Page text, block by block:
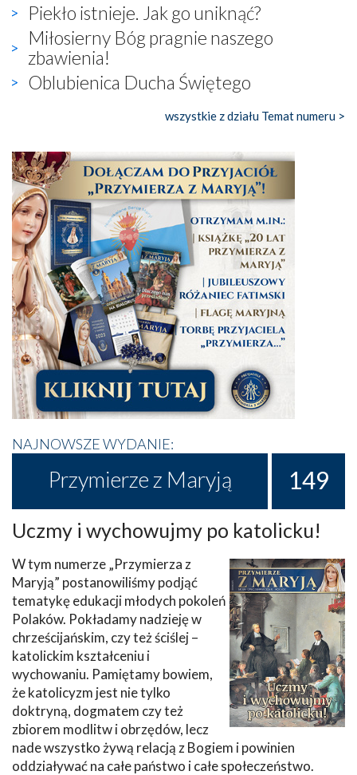
Piekło istnieje. Jak go uniknąć?
Miłosierny Bóg pragnie naszego
zbawienia!
Oblubienica Ducha Świętego
wszystkie z działu Temat numeru >
NAJNOWSZE WYDANIE:
Przymierze z Maryją 149
Uczmy i wychowujmy po katolicku!
W tym numerze „Przymierza z
Maryją” postanowiliśmy podjąć
tematykę edukacji młodych pokoleń
Polaków. Pokładamy nadzieję w
chrześcijańskim, czy też ściślej –
katolickim kształceniu i
wychowaniu. Pamiętamy bowiem,
że katolicyzm jest nie tylko
doktryną, dogmatem czy też
zbiorem modlitw i obrzędów, lecz
nade wszystko żywą relacją z Bogiem i powinien
oddziaływać na całe państwo i całe społeczeństwo.